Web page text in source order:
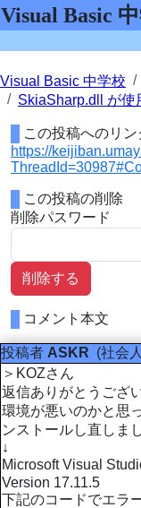
Visual Basic
Visual Basic 中学校
SkiaSharp.dll が使
この投稿へのリン
https://
この投稿の削除
削除パスワード
削除する
コメント本文
投稿者 ASKR (社会
＞KOZさん
返信ありがとうござ
環境が悪いのかと思
ンストールし直しま
↓
Microsoft Visual
Version 17.11.5
下記のコードでエラ